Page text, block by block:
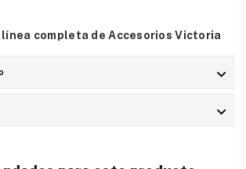
completa de Accesorios Victoria